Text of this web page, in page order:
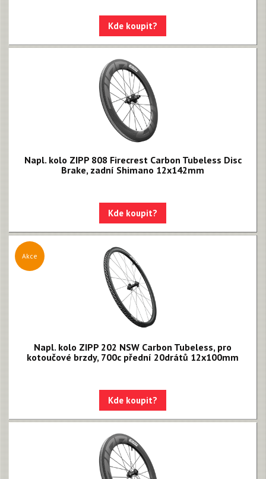
Kde koupit?
Napl. kolo ZIPP 808 Firecrest Carbon Tubeless Disc
Brake, zadní Shimano 12x142mm
Kde koupit?
Akce
Napl. kolo ZIPP 202 NSW Carbon Tubeless, pro
kotoučové brzdy, 700c přední 20drátů 12x100mm
Kde koupit?